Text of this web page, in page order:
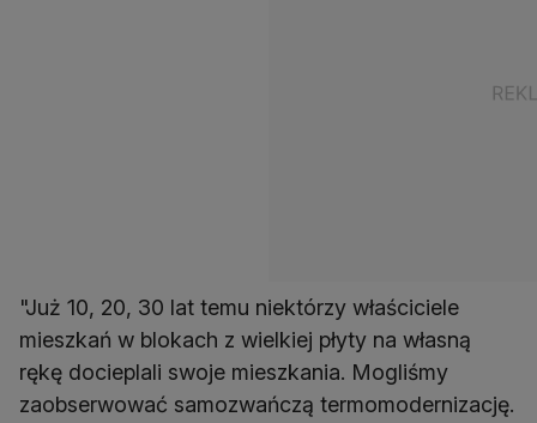
"Już 10, 20, 30 lat temu niektórzy właściciele
mieszkań w blokach z wielkiej płyty na własną
rękę docieplali swoje mieszkania. Mogliśmy
zaobserwować samozwańczą termomodernizację.